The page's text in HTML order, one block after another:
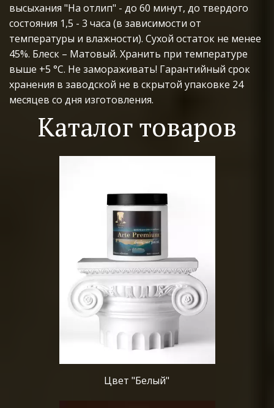
высыхания "На отлип" - до 60 минут, до твердого
состояния 1,5 - 3 часа (в зависимости от
температуры и влажности). Сухой остаток не менее
45%. Блеск – Матовый. Хранить при температуре
выше +5 °С. Не замораживать! Гарантийный срок
хранения в заводской не в скрытой упаковке 24
месяцев со дня изготовления.
Каталог товаров
Цвет "Белый"